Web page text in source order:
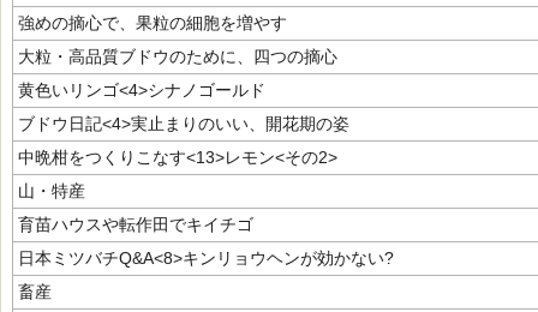
強めの摘心で、果粒の細胞を増やす
大粒・高品質ブドウのために、四つの摘心
黄色いリンゴ<4>シナノゴールド
ブドウ日記<4>実止まりのいい、開花期の姿
中晩柑をつくりこなす<13>レモン<その2>
山・特産
育苗ハウスや転作田でキイチゴ
日本ミツバチQ&A<8>キンリョウヘンが効かない?
畜産